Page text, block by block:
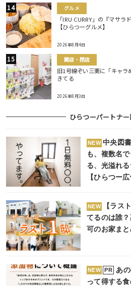
グルメ
「IRU CURRY」の『マサラ
【ひらつーグルメ】
2026年8月4日
開店・閉店
旧1号線ぞい三栗に「キャラ
きてる
2026年8月3日
ひらつーパートナ
NEW 中央図
も、複数名
る、光溢れ
【ひらつー広
NEW
【ラス
てるのは誰
可のお家まと
NEW PR
あ
って得する